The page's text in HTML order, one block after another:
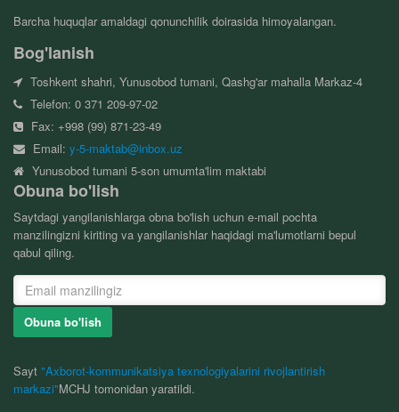
Barcha huquqlar amaldagi qonunchilik doirasida himoyalangan.
Bog'lanish
Toshkent shahri, Yunusobod tumani, Qashg'ar mahalla Markaz-4
Telefon: 0 371 209-97-02
Fax: +998 (99) 871-23-49
Email:y-5-maktab@inbox.uz
Yunusobod tumani 5-son umumta'lim maktabi
Obuna bo'lish
Saytdagi yangilanishlarga obna bo'lish uchun e-mail pochta
manzilingizni kiriting va yangilanishlar haqidagi ma'lumotlarni bepul
qabul qiling.
Obuna bo'lish
Sayt "Axborot-kommunikatsiya texnologiyalarini rivojlantirish
markazi"MCHJ tomonidan yaratildi.